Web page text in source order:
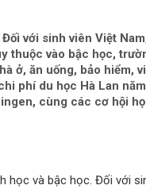
với sinh viên Việt
thuộc vào bậc học,
ở, ăn uống, bảo hiểm,
phí du học Hà Lan
cùng các cơ hội
học và bậc học. Đối với